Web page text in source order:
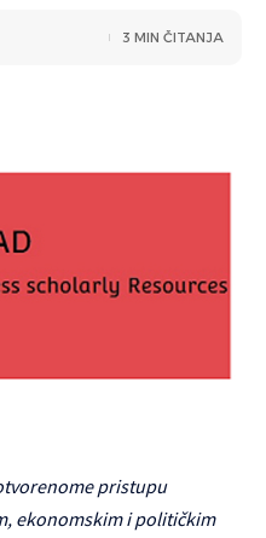
3 MIN ČITANJA
pristupu
ekonomskim i političkim